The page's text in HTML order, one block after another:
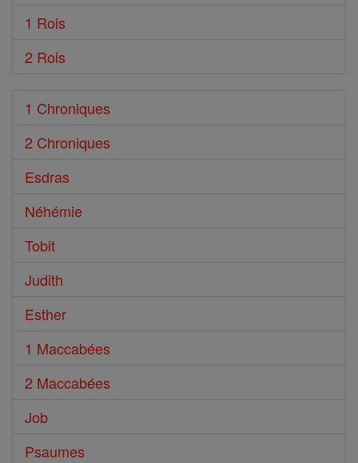
1 Rois
2 Rois
1 Chroniques
2 Chroniques
Esdras
Néhémie
Tobit
Judith
Esther
1 Maccabées
2 Maccabées
Job
Psaumes